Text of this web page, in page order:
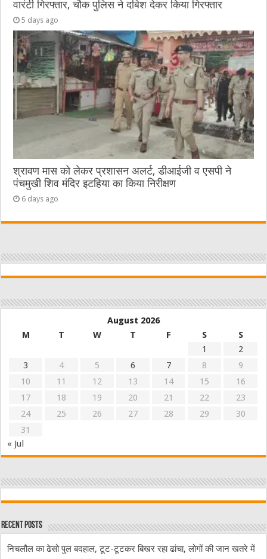
वारंटी गिरफ्तार, चौक पुलिस ने दबिश देकर किया गिरफ्तार
5 days ago
श्रावण मास को लेकर प्रशासन अलर्ट, डीआईजी व एसपी ने
पंचमुखी शिव मंदिर इटहिया का किया निरीक्षण
6 days ago
August 2026
M
T W T F S
S
1
2
3
4 5 6 7 8
9
10
11 12 13 14 15
16
17
18 19 20 21 22
23
24
25 26 27 28 29
30
31
« Jul
Recent Posts
निचलौल का ढेसो पुल बदहाल, टूट-टूटकर बिखर रहा ढांचा, लोगों की जान खतरे में